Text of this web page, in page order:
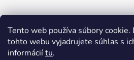
Tento web používa súbory cookie.
tohto webu vyjadrujete súhlas s
informáciítu.